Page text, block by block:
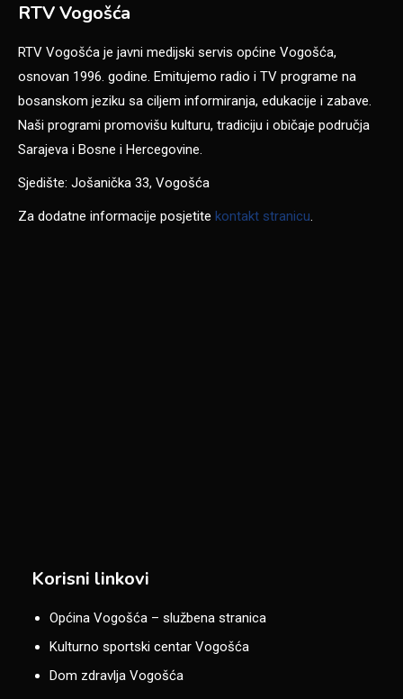
RTV Vogošća
RTV Vogošća je javni medijski servis općine Vogošća,
osnovan 1996. godine. Emitujemo radio i TV programe na
bosanskom jeziku sa ciljem informiranja, edukacije i zabave.
Naši programi promovišu kulturu, tradiciju i običaje područja
Sarajeva i Bosne i Hercegovine.
Sjedište: Jošanička 33, Vogošća
Za dodatne informacije posjetite kontakt stranicu.
Korisni linkovi
Općina Vogošća – službena stranica
Kulturno sportski centar Vogošća
Dom zdravlja Vogošća